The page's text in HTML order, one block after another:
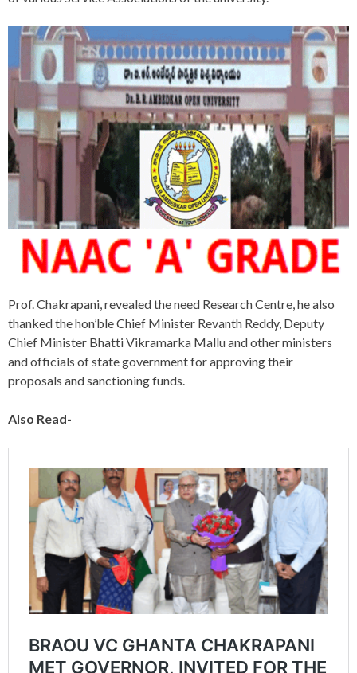
Prof. Chakrapani, revealed the need Research Centre, he also
thanked the hon’ble Chief Minister Revanth Reddy, Deputy
Chief Minister Bhatti Vikramarka Mallu and other ministers
and officials of state government for approving their
proposals and sanctioning funds.
Also Read-